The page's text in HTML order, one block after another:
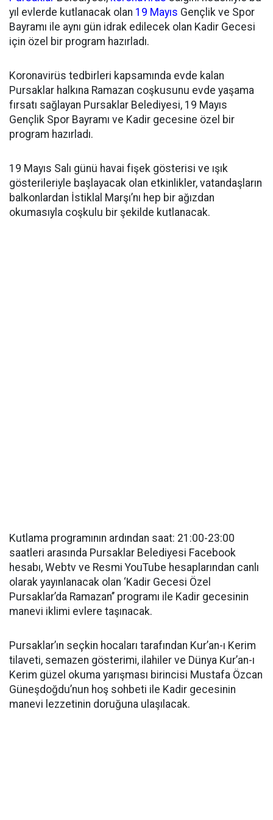
yıl evlerde kutlanacak olan 19 Mayıs Gençlik ve Spor
Bayramı ile aynı gün idrak edilecek olan Kadir Gecesi
için özel bir program hazırladı.
Koronavirüs tedbirleri kapsamında evde kalan
Pursaklar halkına Ramazan coşkusunu evde yaşama
fırsatı sağlayan Pursaklar Belediyesi, 19 Mayıs
Gençlik Spor Bayramı ve Kadir gecesine özel bir
program hazırladı.
19 Mayıs Salı günü havai fişek gösterisi ve ışık
gösterileriyle başlayacak olan etkinlikler, vatandaşların
balkonlardan İstiklal Marşı’nı hep bir ağızdan
okumasıyla coşkulu bir şekilde kutlanacak.
Kutlama programının ardından saat: 21:00-23:00
saatleri arasında Pursaklar Belediyesi Facebook
hesabı, Webtv ve Resmi YouTube hesaplarından canlı
olarak yayınlanacak olan ‘Kadir Gecesi Özel
Pursaklar’da Ramazan’’ programı ile Kadir gecesinin
manevi iklimi evlere taşınacak.
Pursaklar’ın seçkin hocaları tarafından Kur’an-ı Kerim
tilaveti, semazen gösterimi, ilahiler ve Dünya Kur’an-ı
Kerim güzel okuma yarışması birincisi Mustafa Özcan
Güneşdoğdu’nun hoş sohbeti ile Kadir gecesinin
manevi lezzetinin doruğuna ulaşılacak.